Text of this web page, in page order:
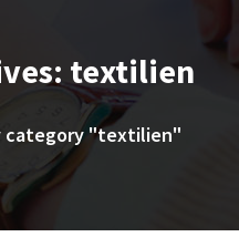
textilien
category "textilien"